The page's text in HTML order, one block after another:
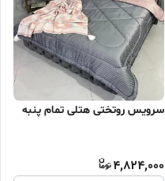
سرویس روتختی هتلی تمام پنبه
4,824,000